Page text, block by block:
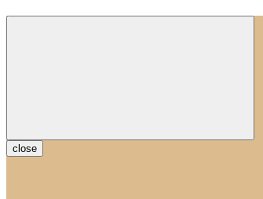
close